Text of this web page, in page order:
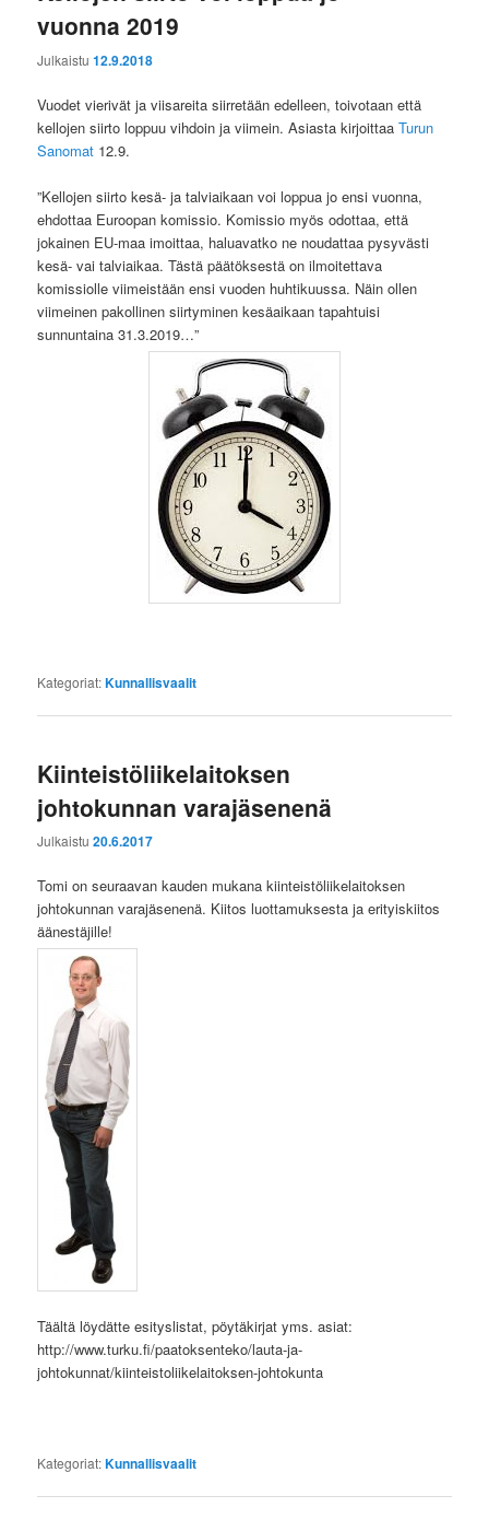
vuonna 2019
Julkaistu12.9.2018
Vuodet vierivät ja viisareita siirretään edelleen, toivotaan että
kellojen siirto loppuu vihdoin ja viimein. Asiasta kirjoittaaTurun
Sanomat 12.9.
”Kellojen siirto kesä- ja talviaikaan voi loppua jo ensi vuonna,
ehdottaa Euroopan komissio. Komissio myös odottaa, että
jokainen EU-maa imoittaa, haluavatko ne noudattaa pysyvästi
kesä- vai talviaikaa. Tästä päätöksestä on ilmoitettava
komissiolle viimeistään ensi vuoden huhtikuussa. Näin ollen
viimeinen pakollinen siirtyminen kesäaikaan tapahtuisi
sunnuntaina 31.3.2019…”
Kategoriat:Kunnallisvaalit
Kiinteistöliikelaitoksen
johtokunnan varajäsenenä
Julkaistu20.6.2017
Tomi on seuraavan kauden mukana kiinteistöliikelaitoksen
johtokunnan varajäsenenä. Kiitos luottamuksesta ja erityiskiitos
äänestäjille!
Täältä löydätte esityslistat, pöytäkirjat yms. asiat:
http://www.turku.fi/paatoksenteko/lauta-ja-
johtokunnat/kiinteistoliikelaitoksen-johtokunta
Kategoriat:Kunnallisvaalit